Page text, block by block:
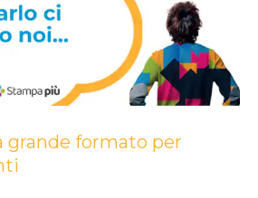
grande formato per